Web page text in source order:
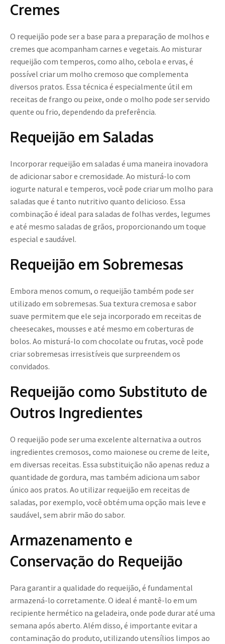
Cremes
O requeijão pode ser a base para a preparação de molhos e
cremes que acompanham carnes e vegetais. Ao misturar
requeijão com temperos, como alho, cebola e ervas, é
possível criar um molho cremoso que complementa
diversos pratos. Essa técnica é especialmente útil em
receitas de frango ou peixe, onde o molho pode ser servido
quente ou frio, dependendo da preferência.
Requeijão em Saladas
Incorporar requeijão em saladas é uma maneira inovadora
de adicionar sabor e cremosidade. Ao misturá-lo com
iogurte natural e temperos, você pode criar um molho para
saladas que é tanto nutritivo quanto delicioso. Essa
combinação é ideal para saladas de folhas verdes, legumes
e até mesmo saladas de grãos, proporcionando um toque
especial e saudável.
Requeijão em Sobremesas
Embora menos comum, o requeijão também pode ser
utilizado em sobremesas. Sua textura cremosa e sabor
suave permitem que ele seja incorporado em receitas de
cheesecakes, mousses e até mesmo em coberturas de
bolos. Ao misturá-lo com chocolate ou frutas, você pode
criar sobremesas irresistíveis que surpreendem os
convidados.
Requeijão como Substituto de
Outros Ingredientes
O requeijão pode ser uma excelente alternativa a outros
ingredientes cremosos, como maionese ou creme de leite,
em diversas receitas. Essa substituição não apenas reduz a
quantidade de gordura, mas também adiciona um sabor
único aos pratos. Ao utilizar requeijão em receitas de
saladas, por exemplo, você obtém uma opção mais leve e
saudável, sem abrir mão do sabor.
Armazenamento e
Conservação do Requeijão
Para garantir a qualidade do requeijão, é fundamental
armazená-lo corretamente. O ideal é mantê-lo em um
recipiente hermético na geladeira, onde pode durar até uma
semana após aberto. Além disso, é importante evitar a
contaminação do produto, utilizando utensílios limpos ao